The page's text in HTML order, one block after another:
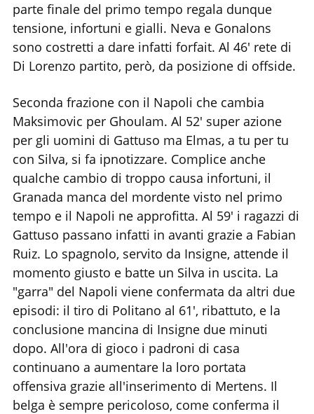
parte finale del primo tempo regala dunque
tensione, infortuni e gialli. Neva e Gonalons
sono costretti a dare infatti forfait. Al 46' rete di
Di Lorenzo partito, però, da posizione di offside.
Seconda frazione con il Napoli che cambia
Maksimovic per Ghoulam. Al 52' super azione
per gli uomini di Gattuso ma Elmas, a tu per tu
con Silva, si fa ipnotizzare. Complice anche
qualche cambio di troppo causa infortuni, il
Granada manca del mordente visto nel primo
tempo e il Napoli ne approfitta. Al 59' i ragazzi di
Gattuso passano infatti in avanti grazie a Fabian
Ruiz. Lo spagnolo, servito da Insigne, attende il
momento giusto e batte un Silva in uscita. La
"garra" del Napoli viene confermata da altri due
episodi: il tiro di Politano al 61', ribattuto, e la
conclusione mancina di Insigne due minuti
dopo. All'ora di gioco i padroni di casa
continuano a aumentare la loro portata
offensiva grazie all'inserimento di Mertens. Il
belga è sempre pericoloso, come conferma il